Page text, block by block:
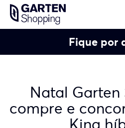
Skip
content
Fique por
Natal Garten
compre e
King